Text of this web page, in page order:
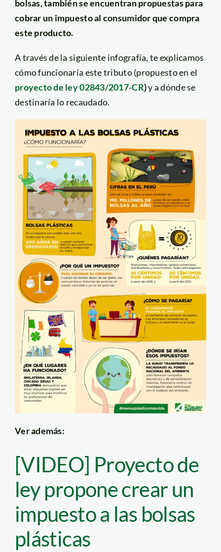
bolsas, también se encuentran propuestas para
cobrar un impuesto al consumidor que compra
este producto.
A través de la siguiente infografía, te explicamos
cómo funcionaría este tributo (propuesto en el
proyecto de ley 02843/2017-CR)y a dónde se
destinaría lo recaudado.
Ver además:
[VIDEO] Proyecto de
ley propone crear un
impuesto a las bolsas
plásticas